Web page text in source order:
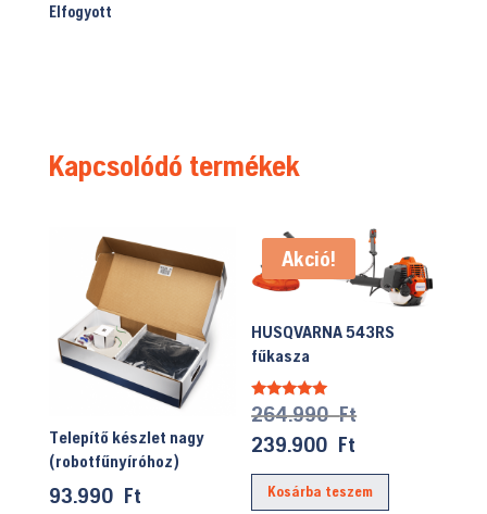
Elfogyott
Kapcsolódó termékek
Telepítő készlet nagy
(robotfűnyíróhoz)
93.990 Ft
Akció!
HUSQVARNA 543RS
fűkasza
Értékelés:
5.00
/ 5
264.990FtOriginal
was:
264.990 Ft.
239.900 Ft
price
is:
Kosárba teszem